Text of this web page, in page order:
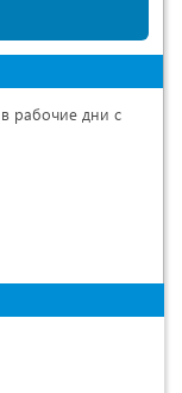
рабочие дни с